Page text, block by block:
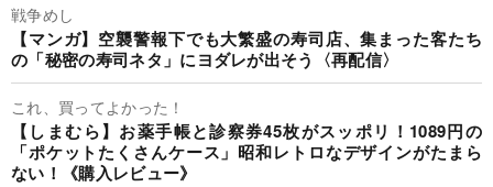
戦争めし
【マンガ】空襲警報下でも大繁盛の寿司店、集まった客たち
の「秘密の寿司ネタ」にヨダレが出そう〈再配信〉
これ、買ってよかった！
【しまむら】お薬手帳と診察券45枚がスッポリ！1089円の
「ポケットたくさんケース」昭和レトロなデザインがたまら
ない！《購入レビュー》